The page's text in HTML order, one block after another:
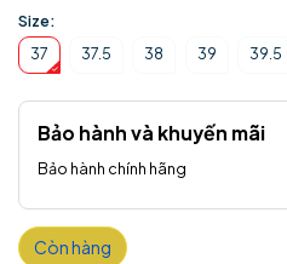
Size:
37
37.5 38 39 39.5
Bảo hành và khuyến mãi
Bảo hành chính hãng
Còn hàng